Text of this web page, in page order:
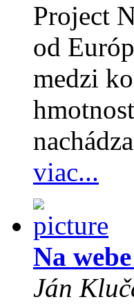
Project
od
medzi
viac...
Na
Ján